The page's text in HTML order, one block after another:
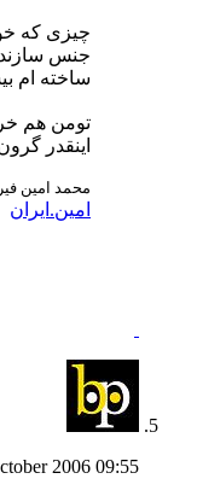
چیزی که
جنس
ساخته ام
تومن هم
اینقدر
محمد امین
امین.ایران
2006 09:55